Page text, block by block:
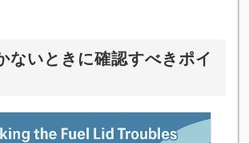
ないときに確認すべきポイ